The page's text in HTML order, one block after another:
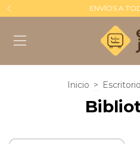
ENVÍOS A
Inicio > Escritorio